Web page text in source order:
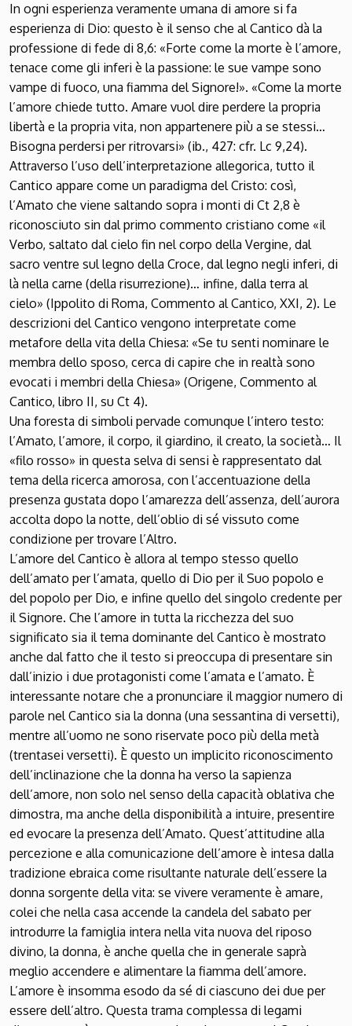
In ogni esperienza veramente umana di amore si fa
esperienza di Dio: questo è il senso che al Cantico dà la
professione di fede di 8,6: «Forte come la morte è l’amore,
tenace come gli inferi è la passione: le sue vampe sono
vampe di fuoco, una fiamma del Signore!». «Come la morte
l’amore chiede tutto. Amare vuol dire perdere la propria
libertà e la propria vita, non appartenere più a se stessi…
Bisogna perdersi per ritrovarsi» (ib., 427: cfr. Lc 9,24).
Attraverso l’uso dell’interpretazione allegorica, tutto il
Cantico appare come un paradigma del Cristo: così,
l’Amato che viene saltando sopra i monti di Ct 2,8 è
riconosciuto sin dal primo commento cristiano come «il
Verbo, saltato dal cielo fin nel corpo della Vergine, dal
sacro ventre sul legno della Croce, dal legno negli inferi, di
là nella carne (della risurrezione)… infine, dalla terra al
cielo» (Ippolito di Roma, Commento al Cantico, XXI, 2). Le
descrizioni del Cantico vengono interpretate come
metafore della vita della Chiesa: «Se tu senti nominare le
membra dello sposo, cerca di capire che in realtà sono
evocati i membri della Chiesa» (Origene, Commento al
Cantico, libro II, su Ct 4).
Una foresta di simboli pervade comunque l’intero testo:
l’Amato, l’amore, il corpo, il giardino, il creato, la società… Il
«filo rosso» in questa selva di sensi è rappresentato dal
tema della ricerca amorosa, con l’accentuazione della
presenza gustata dopo l’amarezza dell’assenza, dell’aurora
accolta dopo la notte, dell’oblio di sé vissuto come
condizione per trovare l’Altro.
L’amore del Cantico è allora al tempo stesso quello
dell’amato per l’amata, quello di Dio per il Suo popolo e
del popolo per Dio, e infine quello del singolo credente per
il Signore. Che l’amore in tutta la ricchezza del suo
significato sia il tema dominante del Cantico è mostrato
anche dal fatto che il testo si preoccupa di presentare sin
dall’inizio i due protagonisti come l’amata e l’amato. È
interessante notare che a pronunciare il maggior numero di
parole nel Cantico sia la donna (una sessantina di versetti),
mentre all’uomo ne sono riservate poco più della metà
(trentasei versetti). È questo un implicito riconoscimento
dell’inclinazione che la donna ha verso la sapienza
dell’amore, non solo nel senso della capacità oblativa che
dimostra, ma anche della disponibilità a intuire, presentire
ed evocare la presenza dell’Amato. Quest’attitudine alla
percezione e alla comunicazione dell’amore è intesa dalla
tradizione ebraica come risultante naturale dell’essere la
donna sorgente della vita: se vivere veramente è amare,
colei che nella casa accende la candela del sabato per
introdurre la famiglia intera nella vita nuova del riposo
divino, la donna, è anche quella che in generale saprà
meglio accendere e alimentare la fiamma dell’amore.
L’amore è insomma esodo da sé di ciascuno dei due per
essere dell’altro. Questa trama complessa di legami